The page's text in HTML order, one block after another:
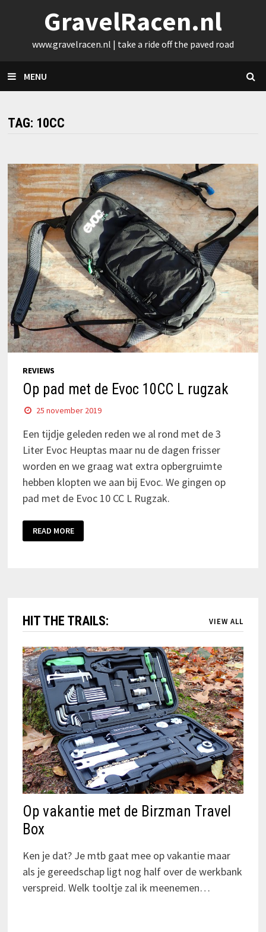
content
GravelRacen.nl
www.gravelracen.nl | take a ride off the paved road
MENU
TAG: 10CC
REVIEWS
Op pad met de Evoc 10CC L rugzak
25 november 2019
Een tijdje geleden reden we al rond met de 3
Liter Evoc Heuptas maar nu de dagen frisser
worden en we graag wat extra opbergruimte
hebben klopten we aan bij Evoc. We gingen op
pad met de Evoc 10 CC L Rugzak.
READ MORE
HIT THE TRAILS: VIEW ALL
Op vakantie met de Birzman Travel
Box
Ken je dat? Je mtb gaat mee op vakantie maar
als je gereedschap ligt nog half over de werkbank
verspreid. Welk tooltje zal ik meenemen…